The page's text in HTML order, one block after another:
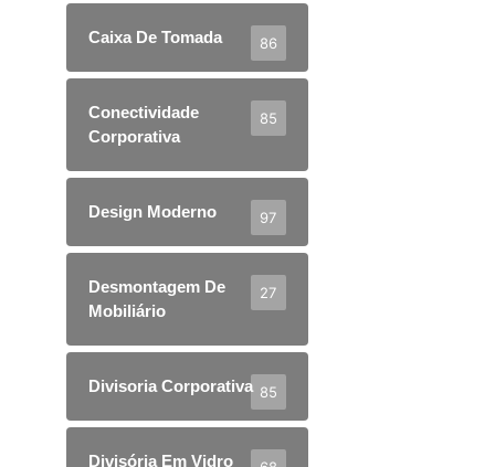
Caixa De Tomada 86
Conectividade
Corporativa
85
Design Moderno 97
Desmontagem De
Mobiliário
27
Divisoria Corporativa 85
Divisória Em Vidro